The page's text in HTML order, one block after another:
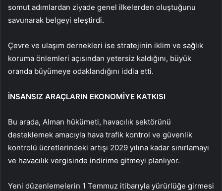
somut adımlardan ziyade genel ilkelerden oluştuğunu
savunarak belgeyi eleştirdi.
Çevre ve ulaşım dernekleri ise stratejinin iklim ve sağlık
koruma önlemleri açısından yetersiz kaldığını, büyük
oranda büyümeye odaklandığını iddia etti.
İNSANSIZ ARAÇLARIN EKONOMİYE KATKISI
Bu arada, Alman hükümeti, havacılık sektörünü
desteklemek amacıyla hava trafik kontrol ve güvenlik
kontrolü ücretlerindeki artışı 2029 yılına kadar sınırlamayı
ve havacılık vergisinde indirime gitmeyi planlıyor.
Yeni düzenlemelerin 1 Temmuz itibarıyla yürürlüğe girmesi